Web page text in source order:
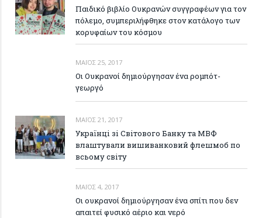
Παιδικό βιβλίο Ουκρανών συγγραφέων για τον
πόλεμο, συμπεριλήφθηκε στον κατάλογο των
κορυφαίων του κόσμου
ΜΆΙΟΣ 25, 2017
Οι Ουκρανοί δημιούργησαν ένα ρομπότ-
γεωργό
ΜΆΙΟΣ 21, 2017
Українці зі Світового Банку та МВФ
влаштували вишиванковий флешмоб по
всьому світу
ΜΆΙΟΣ 4, 2017
Οι ουκρανοί δημιούργησαν ένα σπίτι που δεν
απαιτεί φυσικό αέριο και νερό